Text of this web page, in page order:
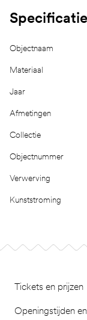
Objectnaam
Materiaal
Jaar
Afmetingen
Collectie
Objectnummer
Verwerving
Kunststroming
Tickets en prijzen
Openingstijden